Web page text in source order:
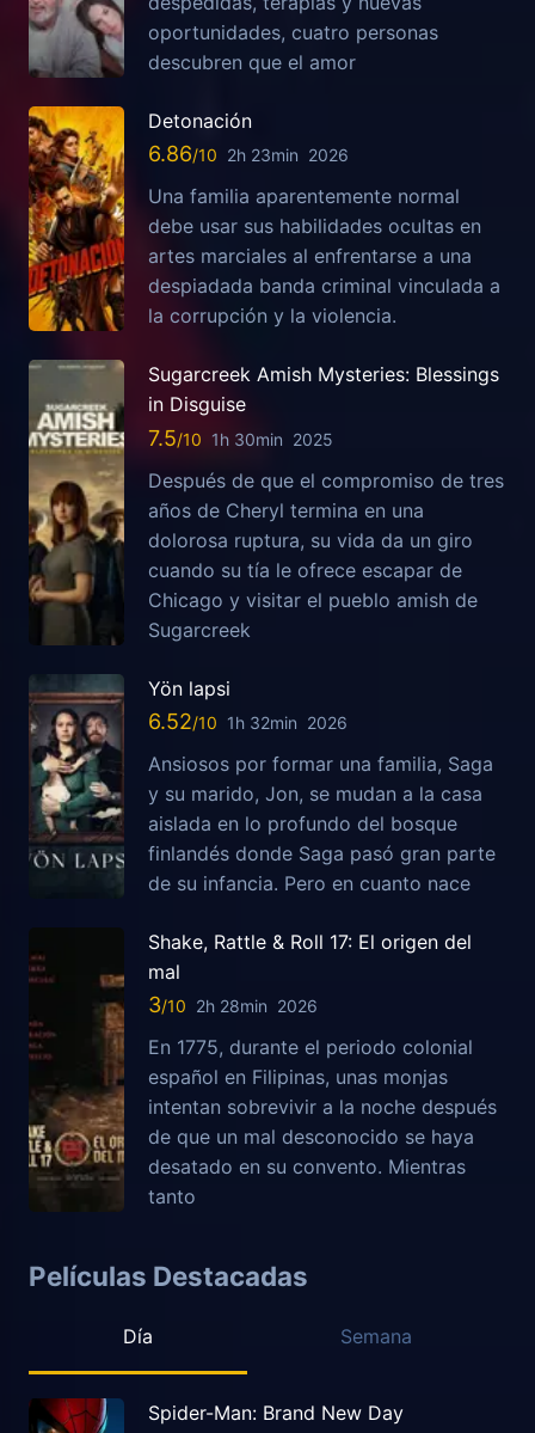
oportunidades, cuatro personas
descubren que el amor
Detonación
6.86 2h 23min 2026
Una familia aparentemente normal
debe usar sus habilidades ocultas en
artes marciales al enfrentarse a una
despiadada banda criminal vinculada a
la corrupción y la violencia.
Sugarcreek Amish Mysteries: Blessings
in Disguise
7.5 1h 30min 2025
Después de que el compromiso de tres
años de Cheryl termina en una
dolorosa ruptura, su vida da un giro
cuando su tía le ofrece escapar de
Chicago y visitar el pueblo amish de
Sugarcreek
Yön lapsi
6.52 1h 32min 2026
Ansiosos por formar una familia, Saga
y su marido, Jon, se mudan a la casa
aislada en lo profundo del bosque
finlandés donde Saga pasó gran parte
de su infancia. Pero en cuanto nace
Shake, Rattle & Roll 17: El origen del
mal
3 2h 28min 2026
En 1775, durante el periodo colonial
español en Filipinas, unas monjas
intentan sobrevivir a la noche después
de que un mal desconocido se haya
desatado en su convento. Mientras
tanto
Películas Destacadas
Día Semana
Spider-Man: Brand New Day